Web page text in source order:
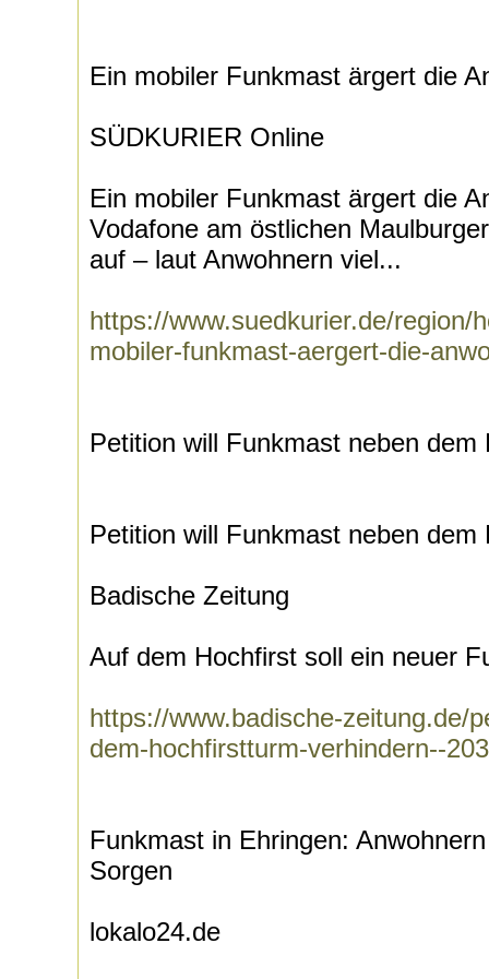
Ein mobiler Funkmast ärgert die
SÜDKURIER Online
Ein mobiler Funkmast ärgert die
Vodafone am östlichen
auf – laut Anwohnern viel...
https://www.suedkurier.de/region/
mobiler-funkmast-aergert-die-
Petition will Funkmast neben
Petition will Funkmast neben
Badische Zeitung
Auf dem Hochfirst soll ein neuer
https://www.badische-zeitung.de/
dem-hochfirstturm-verhindern--
Funkmast in Ehringen:
Sorgen
lokalo24.de